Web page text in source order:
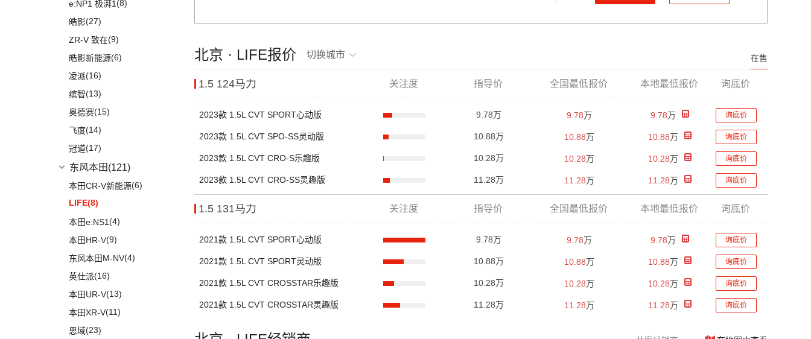
奥迪A4 Allroad(5)
奥迪A4 Avant
奥迪e-tron(进口)
奥迪Q8(11)
奥迪A8L新能源
奥迪A7(10)
奥迪A8L(19)
奥迪A6 Avant
奥迪Q7(9)
奥迪A6 Allroad(5)
Audi Sport(58)
奥迪RS4
奥迪S6(3)
奥迪SQ5(3)
奥迪S5(9)
奥迪RS e-tron GT
奥迪RS6(2)
奥迪RS7(2)
奥迪RS5
奔驰GLB(15)
奔驰GLC
奔驰EQC(5)
奔驰E级(20)
福建奔驰
威霆(18)
奔驰V级(10)
进口奔驰
EQA(1)
奔驰GLE(17)
奔驰GLS(6)
奔驰G级
奔驰C级(进口)
奔驰GLE新能源
奔驰CLA级(12)
奔驰CLS级
奔驰C级旅行版
奔驰GLC(进口)
奔驰B级(6)
宝马X5 (14)
宝马X1
(9)
宝马5系(17)
宝马i3(4)
进口宝马
宝马X5新能源
宝马5系(进口)
宝马X7
(11)
宝马i4
(3)
宝马2系 (10)
宝马8系 (9)
宝马6系GT(6)
宝马iX(9)
宝马Z4(8)
宝马4系(23)
宝马X6 (6)
宝马7系 (22)
宝马X5(进口)
(4)
KiWi EV
(8)
(18)
(4)
(21)
Macan新能源
君威(11)
昂科拉(5)
别克GL6(3)
微蓝6(12)
微蓝7(2)
威朗(9)
昂科威Plus
昂科威(15)
昂科威S(15)
别克GL8新能源(4)
世纪(7)
君越 (12)
凯越(3)
英朗 (8)
e:NP1 极湃1 (8)
皓影(27)
ZR-V 致在(9)
皓影新能源(6)
凌派(16)
缤智(13)
奥德赛(15)
飞度(14)
冠道(17)
东风本田(121)
本田CR-V新能源(6)
LIFE(8)
本田e:NS1 (4)
本田HR-V(9)
东风本田M-NV(4)
英仕派(16)
本田UR-V(13)
本田XR-V(11)
思域(23)
北京 · LIFE报价 切换城市 在售
1.5 124马力 关注度 指导价 全国最低报价 本地最低报价 询底价
2023款 1.5L CVT SPORT心动版 9.78万 9.78万 9.78万 询底价
2023款 1.5L CVT SPO-SS灵动版 10.88万 10.88万 10.88万 询底价
2023款 1.5L CVT CRO-S乐趣版 10.28万 10.28万 10.28万 询底价
2023款 1.5L CVT CRO-SS灵趣版 11.28万 11.28万 11.28万 询底价
1.5 131马力 关注度 指导价 全国最低报价 本地最低报价 询底价
2021款 1.5L CVT SPORT心动版 9.78万 9.78万 9.78万 询底价
2021款 1.5L CVT SPORT灵动版 10.88万 10.88万 10.88万 询底价
2021款 1.5L CVT CROSSTAR乐趣版 10.28万 10.28万 10.28万 询底价
2021款 1.5L CVT CROSSTAR灵趣版 11.28万 11.28万 11.28万 询底价